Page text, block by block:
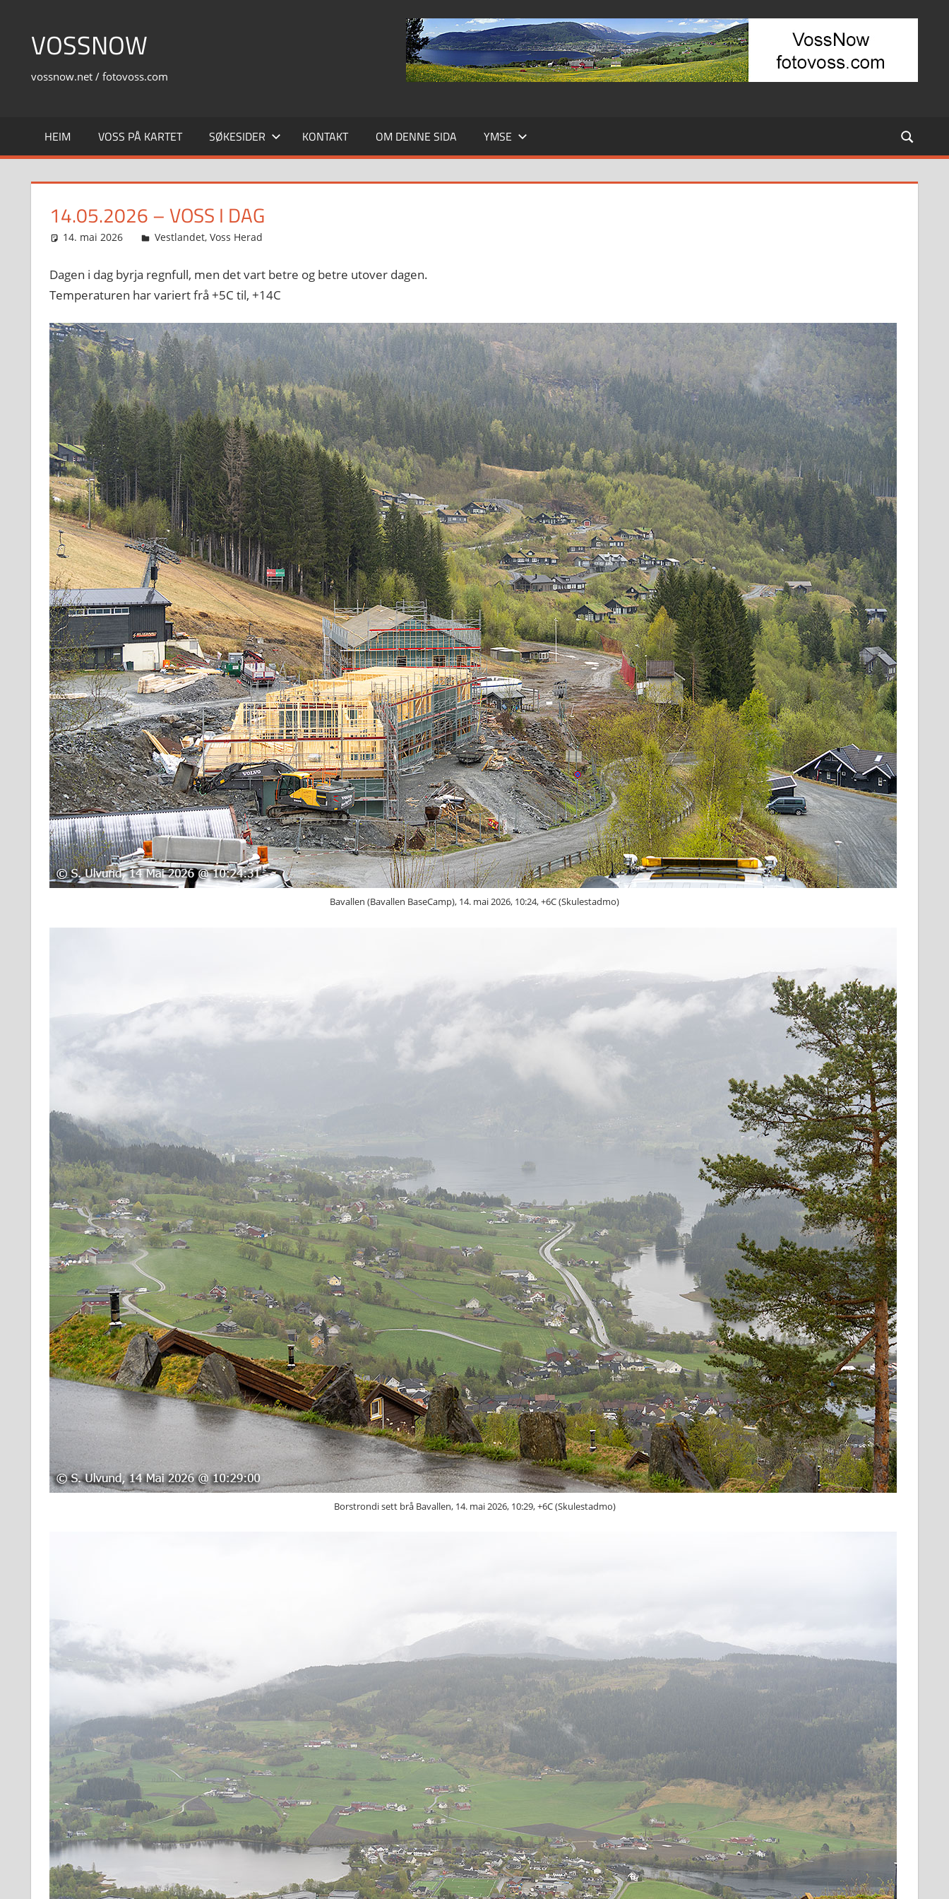
contentVOSSNOW
vossnow.net / fotovoss.com
HEIM VOSS PÅ KARTET SØKESIDER KONTAKT OM DENNE SIDA YMSE
14.05.2026 – VOSS I DAG
14. mai 2026 Svein
Vestlandet, Voss Herad
Dagen i dag byrja regnfull, men det vart betre og betre utover dagen.
Temperaturen har variert frå +5C til, +14C
Bavallen (Bavallen BaseCamp), 14. mai 2026, 10:24, +6C (Skulestadmo)
Borstrondi sett brå Bavallen, 14. mai 2026, 10:29, +6C (Skulestadmo)